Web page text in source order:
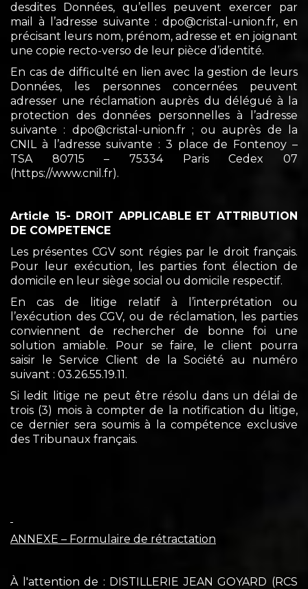
desdites Données, qu’elles peuvent exercer par
mail à l’adresse suivante : dpo@cristal-union.fr, en
précisant leurs nom, prénom, adresse et en joignant
une copie recto-verso de leur pièce d’identité.
En cas de difficulté en lien avec la gestion de leurs
Données, les personnes concernées peuvent
adresser une réclamation auprès du délégué à la
protection des données personnelles à l’adresse
suivante : dpo@cristal-union.fr ; ou auprès de la
CNIL à l’adresse suivante : 3 place de Fontenoy –
TSA 80715 – 75334 Paris Cedex 07
(https://www.cnil.fr).
Article 15- DROIT APPLICABLE ET ATTRIBUTION
DE COMPETENCE
Les présentes CGV sont régies par le droit français.
Pour leur exécution, les parties font élection de
domicile en leur siège social ou domicile respectif.
En cas de litige relatif à l’interprétation ou
l’exécution des CGV, ou de réclamation, les parties
conviennent de rechercher de bonne foi une
solution amiable. Pour se faire, le client pourra
saisir le Service Client de la Société au numéro
suivant : 03.26.55.19.11.
Si ledit litige ne peut être résolu dans un délai de
trois (3) mois à compter de la notification du litige,
ce dernier sera soumis à la compétence exclusive
des Tribunaux français.
ANNEXE – Formulaire de rétractation
À l'attention de : DISTILLERIE JEAN GOYARD (RCS